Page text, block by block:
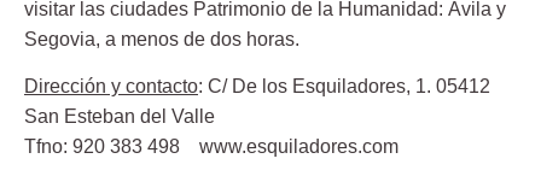
visitar las ciudades Patrimonio de la Humanidad: Ávila y
Segovia, a menos de dos horas.
Dirección y contacto: C/ De los Esquiladores, 1. 05412
San Esteban del Valle
Tfno: 920 383 498 www.esquiladores.com